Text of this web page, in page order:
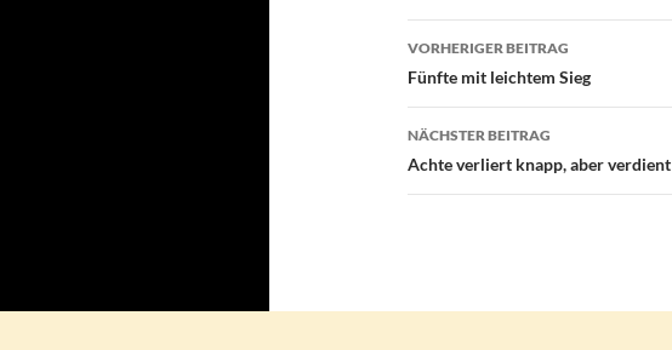
Beitragsnavigation
VORHERIGER BEITRAG
Fünfte mit leichtem Sieg
NÄCHSTER BEITRAG
Achte verliert knapp, aber verdient